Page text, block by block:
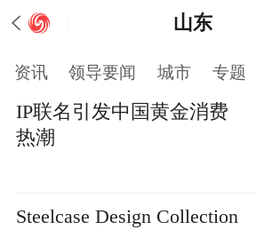
山东
资讯 领导要闻 城市 专题
IP联名引发中国黄金消费
热潮
Steelcase Design Collection